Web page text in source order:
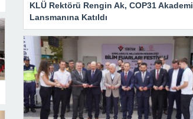
KLÜ Rektörü Rengin Ak, COP31 Akademi
Lansmanına Katıldı